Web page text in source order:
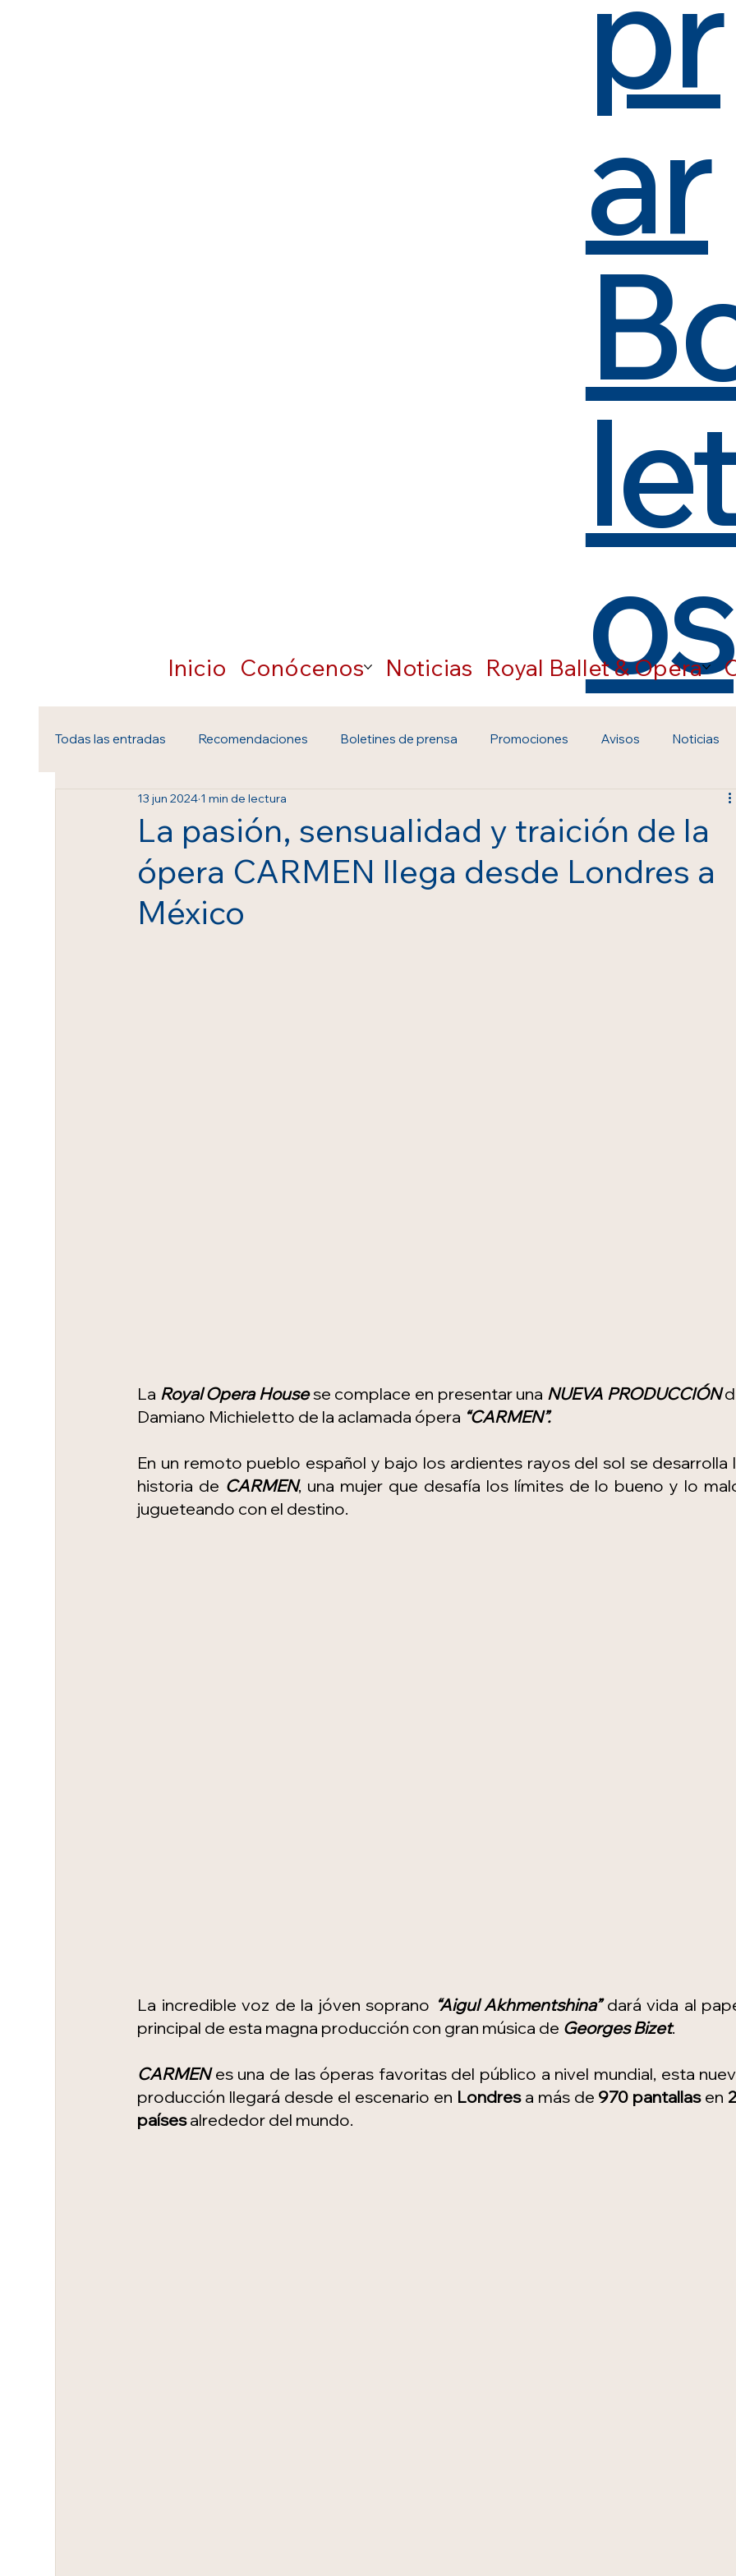
ar
os
Inicio Conócenos Noticias Royal Ballet & Opera
Todas las entradas Recomendaciones Boletines de prensa Promociones Avisos Noticias
Royal Ballet & Opera
La pasión, sensualidad y traición de la
ópera CARMEN llega desde Londres a
México
13 jun 2024 1 min de lectura
La Royal Opera House se complace en presentar una NUEVA PRODUCCIÓN
Damiano Michieletto de la aclamada ópera “CARMEN”.
En un remoto pueblo español y bajo los ardientes rayos del sol se desarrolla
historia de CARMEN, una mujer que desafía los límites de lo bueno y lo
jugueteando con el destino.
La incredible voz de la jóven soprano “Aigul Akhmentshina” dará vida al
principal de esta magna producción con gran música de Georges Bizet.
CARMEN es una de las óperas favoritas del público a nivel mundial, esta
producción llegará desde el escenario en Londres a más de 970 pantallas en
países alrededor del mundo.